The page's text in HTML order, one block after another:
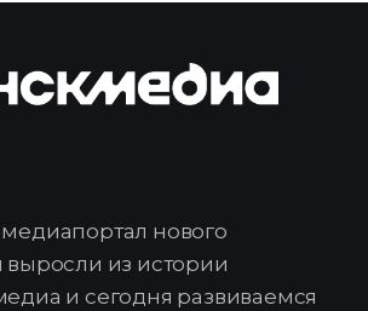
нового
из истории
и сегодня развиваемся